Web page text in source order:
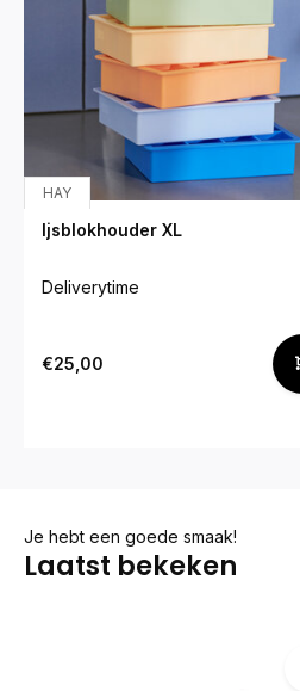
HAY
Ijsblokhouder XL
Deliverytime
€25,00
Je hebt een goede smaak!
Laatst bekeken